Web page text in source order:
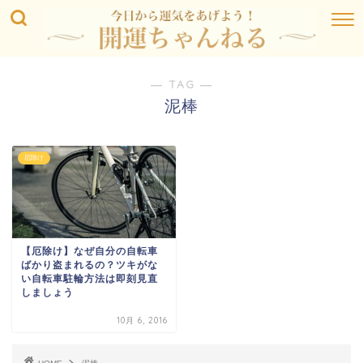
― TAG ―
泥棒
厄除け
【厄除け】なぜ自分の自転車
ばかり盗まれるの？ツキがな
い自転車駐輪方法は即刻見直
しましょう
10月 6, 2016